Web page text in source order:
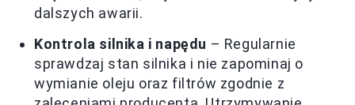
dalszych awarii.
Kontrola silnika i napędu – Regularnie
sprawdzaj stan silnika i nie zapominaj o
wymianie oleju oraz filtrów zgodnie z